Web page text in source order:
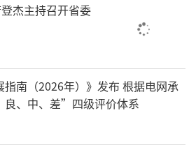
杰主持召开省委
指南（2026年）》发布 根据电网承
、中、差”四级评价体系